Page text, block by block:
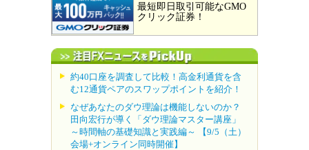
最短即日取引可能なGMO
クリック証券！
約40口座を調査して比較！高金利通貨を含
む12通貨ペアのスワップポイントを紹介！
なぜあなたのダウ理論は機能しないのか？
田向宏行が導く「ダウ理論マスター講座」
～時間軸の基礎知識と実践編～ 【9/5（土）
会場+オンライン同時開催】